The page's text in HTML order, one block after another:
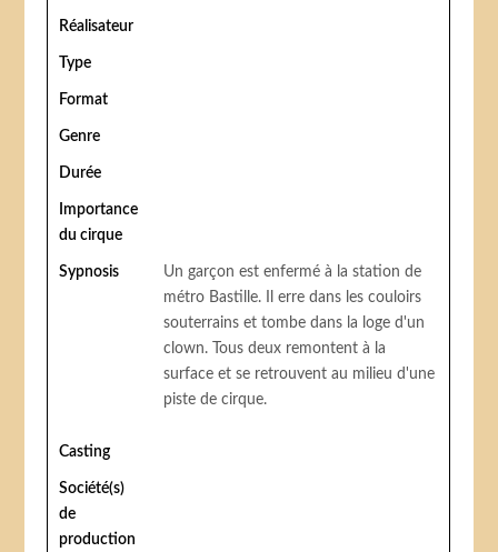
Réalisateur
Type
Format
Genre
Durée
Importance
du cirque
Sypnosis
Un garçon est enfermé à la station de
métro Bastille. Il erre dans les couloirs
souterrains et tombe dans la loge d'un
clown. Tous deux remontent à la
surface et se retrouvent au milieu d'une
piste de cirque.
Casting
Société(s)
de
production